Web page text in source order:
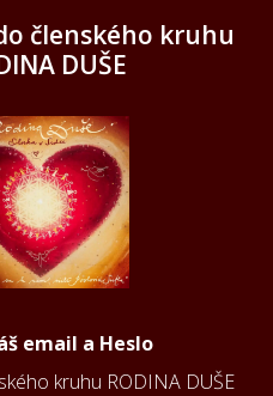
členského kruhu
DUŠE
email a Heslo
kruhu RODINA DUŠE